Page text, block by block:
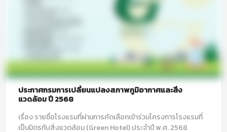
ประกาศกรมการเปลี่ยนแปลงสภาพภูมิอากาศและสิ่ง
แวดล้อม ปี 2568
เรื่อง รายชื่อโรงแรมที่ผ่านการคัดเลือกเข้าร่วมโครงการโรงแรมที่
เป็นมิตรกับสิ่งแวดล้อม (Green Hotel) ประจำปี พ.ศ. 2568